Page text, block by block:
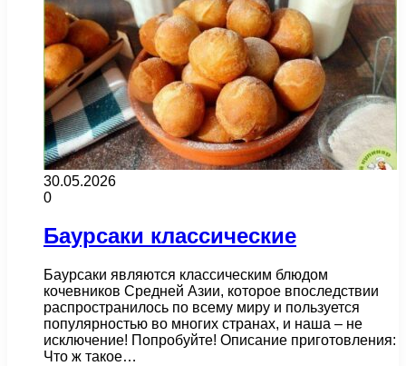
30.05.2026
0
Баурсаки классические
Баурсаки являются классическим блюдом
кочевников Средней Азии, которое впоследствии
распространилось по всему миру и пользуется
популярностью во многих странах, и наша – не
исключение! Попробуйте! Описание приготовления:
Что ж такое…